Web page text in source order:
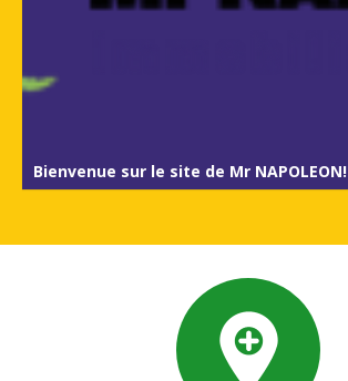
Bienvenue sur le site de Mr NAPOLEON!